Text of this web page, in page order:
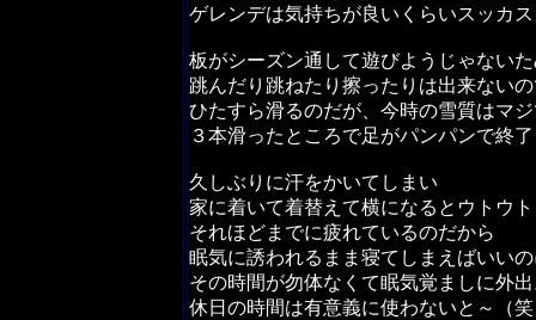
ゲレンデは気持ちが良いくらいスッカ
板がシーズン通して遊びようじゃない
跳んだり跳ねたり擦ったりは出来ない
ひたすら滑るのだが、今時の雪質はマ
３本滑ったところで足がパンパンで終
久しぶりに汗をかいてしまい
家に着いて着替えて横になるとウトウ
それほどまでに疲れているのだから
眠気に誘われるまま寝てしまえばいい
その時間が勿体なくて眠気覚ましに外
休日の時間は有意義に使わないと～（